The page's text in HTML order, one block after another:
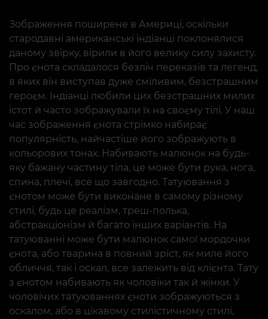
Зображення поширене в Америці, оскільки
стародавні американські індіанці поклонялися
даному звірку, вірили в його велику силу захисту.
Про єнота складалося безліч переказів та легенд,
в яких він виступав дуже сміливим, безстрашним
героєм. Індіанці любили цих безстрашних милих
істот й часто зображували їх на своєму тілі. У наш
час зображення єнота стрімко набирає
популярність, найчастіше його зображують в
кольорових тонах. Набивають малюнок на будь-
яку бажану частину тіла, це може бути рука, нога,
спина, плечі, все що завгодно. Татуювання з
єнотом може бути виконане в самому різному
стилі, будь це реалізм, треш-полька,
абстракціонізм й багато інших варіантів. На
татуюванні може бути малюнок самої мордочки
єнота, або тварина в повний зріст, як миле його
обличчя, так і оскал, все залежить від клієнта. Тату
з єнотом набивають як чоловіки так й жінки. У
чоловічих татуюваннях єноти зображуються з
оскалом, або в цікавому стилістичному стилі,